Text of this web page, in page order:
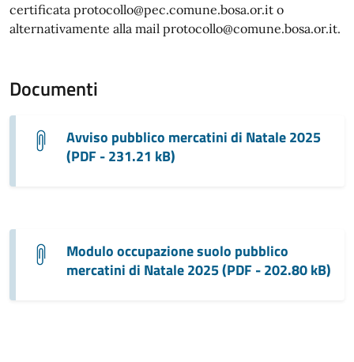
certificata protocollo@pec.comune.bosa.or.it o
alternativamente alla mail protocollo@comune.bosa.or.it.
Documenti
Avviso pubblico mercatini di Natale 2025
(PDF - 231.21 kB)
Modulo occupazione suolo pubblico
mercatini di Natale 2025 (PDF - 202.80 kB)